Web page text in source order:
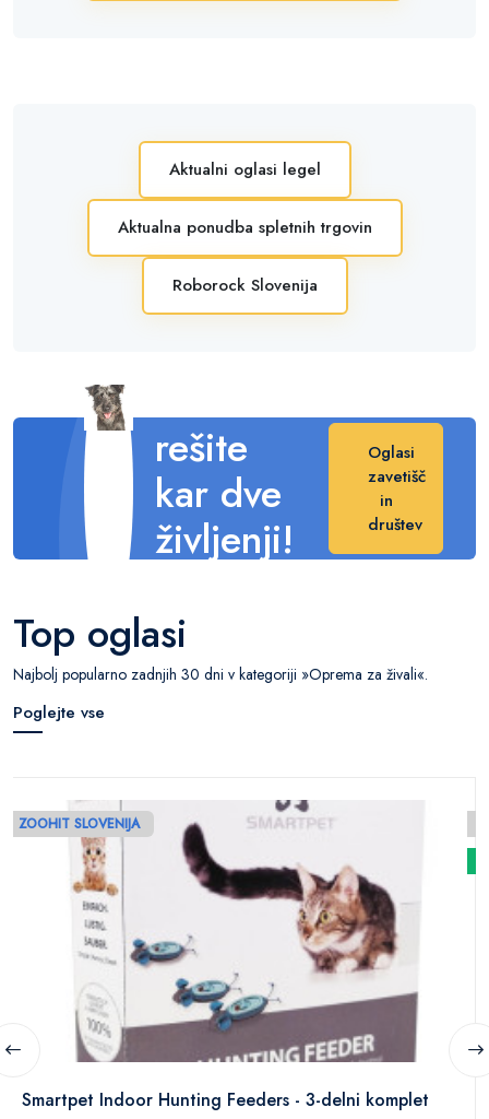
Aktualni oglasi legel
Aktualna ponudba spletnih trgovin
Roborock Slovenija
in s tem
rešite
kar dve
življenji!
življenju.
Oglasi
zavetišč
in
društev
Top oglasi
Najbolj popularno zadnjih 30 dni v kategoriji »Oprema za živali«.
Poglejte vse
ZOOHIT SLOVENIJA
Smartpet Indoor Hunting Feeders - 3-delni komplet